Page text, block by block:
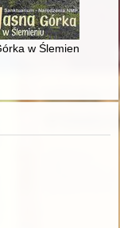
on innovation in the
w Ślemieniu
po Łodzi : 1853 :